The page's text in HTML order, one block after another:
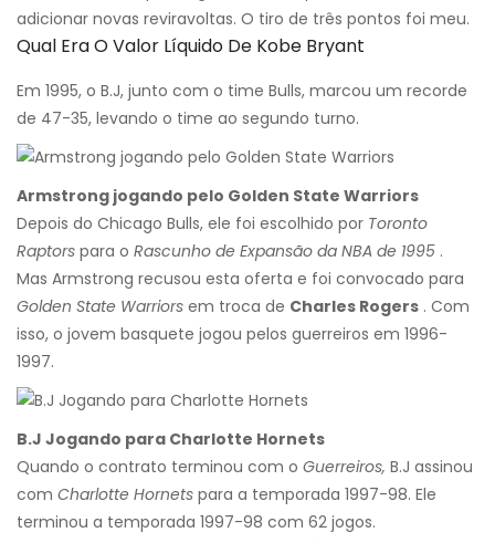
adicionar novas reviravoltas. O tiro de três pontos foi meu.
Qual Era O Valor Líquido De Kobe Bryant
Em 1995, o B.J, junto com o time Bulls, marcou um recorde
de 47-35, levando o time ao segundo turno.
Armstrong jogando pelo Golden State Warriors
Depois do Chicago Bulls, ele foi escolhido por Toronto
Raptors para o Rascunho de Expansão da NBA de 1995 .
Mas Armstrong recusou esta oferta e foi convocado para
Golden State Warriors em troca de Charles Rogers . Com
isso, o jovem basquete jogou pelos guerreiros em 1996-
1997.
B.J Jogando para Charlotte Hornets
Quando o contrato terminou com o Guerreiros, B.J assinou
com Charlotte Hornets para a temporada 1997-98. Ele
terminou a temporada 1997-98 com 62 jogos.